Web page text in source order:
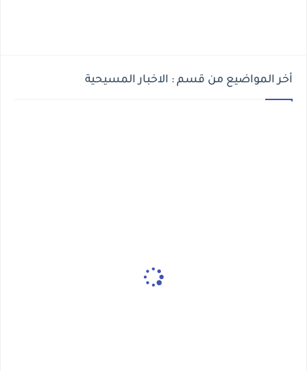
أخر المواضيع من قسم : الاخبار المسيحية